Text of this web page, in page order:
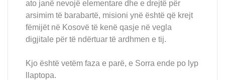
ato janë nevojë elementare dhe e drejtë për
arsimim të barabartë, misioni ynë është që krejt
fëmijët në Kosovë të kenë qasje në vegla
digjitale për të ndërtuar të ardhmen e tij.
Kjo është vetëm faza e parë, e Sorra ende po lyp
llaptopa.